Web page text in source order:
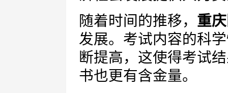
随着时间的推移， 重
发展。考试内容的科
断提高，这使得考试
书也更有含金量。